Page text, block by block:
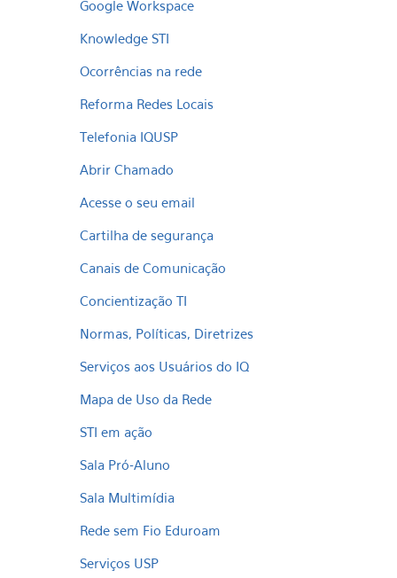
Google Workspace
Knowledge STI
Ocorrências na rede
Reforma Redes Locais
Telefonia IQUSP
Abrir Chamado
Acesse o seu email
Cartilha de segurança
Canais de Comunicação
Concientização TI
Normas, Políticas, Diretrizes
Serviços aos Usuários do IQ
Mapa de Uso da Rede
STI em ação
Sala Pró-Aluno
Sala Multimídia
Rede sem Fio Eduroam
Serviços USP